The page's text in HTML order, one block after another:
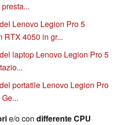
Lenovo Legion Pro 5
RTX 4050 in gr...
laptop Lenovo Legion Pro 5
portatile Lenovo Legion Pro
e/o con differente CPU